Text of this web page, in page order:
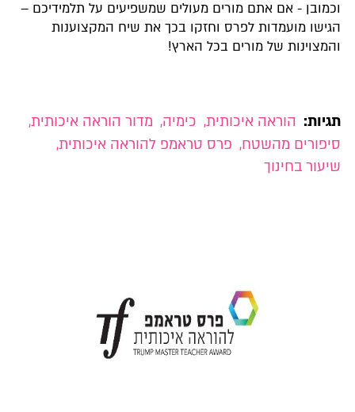
וכמובן - אם אתם מורים מעולים שמשפיעים על תלמידיכם –
הגישו מועמדות לפרס וחזקו בכך את שיח המקצוענות
והמצוינות של מורים בכל הארץ!
תגיות: הוראה איכותית, כימיה, מדור הוראה איכותית,
סיפורים מהשטח, פרס טראמפ להוראה איכותית,
שיעור בחינוך